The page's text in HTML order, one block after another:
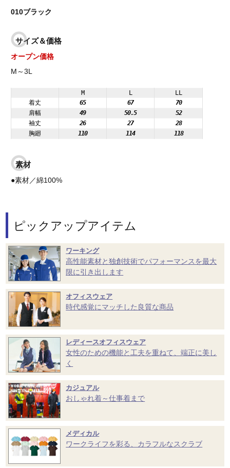
010ブラック
サイズ＆価格
オープン価格
M～3L
M L
LL
着丈
65 67
70
肩幅
49 50.5
52
袖丈
26 27
28
胸廻
110 114 118
素材
●素材／綿100%
ピックアップアイテム
ワーキング
高性能素材と独創技術でパフォーマンスを最大
限に引き出します
オフィスウェア
時代感覚にマッチした良質な商品
レディースオフィスウェア
女性のための機能と工夫を重ねて、端正に美し
く
カジュアル
おしゃれ着～仕事着まで
メディカル
ワークライフを彩る、カラフルなスクラブ